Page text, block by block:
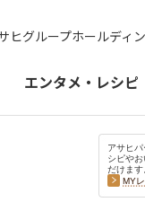
ヒグループホールディ
エンタメ・レシピ
アサヒ
シピや
だけます
MY